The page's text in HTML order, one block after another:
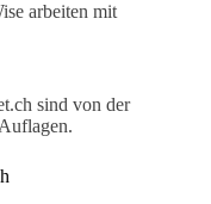
arbeiten mit
sind von der